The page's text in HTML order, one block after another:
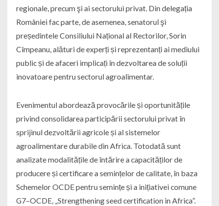
regionale, precum şi ai sectorului privat. Din delegația
României fac parte, de asemenea, senatorul şi
președintele Consiliului Național al Rectorilor, Sorin
Cîmpeanu, alături de experți și reprezentanți ai mediului
public și de afaceri implicați în dezvoltarea de soluții
inovatoare pentru sectorul agroalimentar.
Evenimentul abordează provocările și oportunitățile
privind consolidarea participării sectorului privat în
sprijinul dezvoltării agricole și al sistemelor
agroalimentare durabile din Africa. Totodată sunt
analizate modalitățile de întărire a capacităților de
producere și certificare a semințelor de calitate, în baza
Schemelor OCDE pentru semințe și a inițiativei comune
G7–OCDE, „Strengthening seed certification in Africa”.